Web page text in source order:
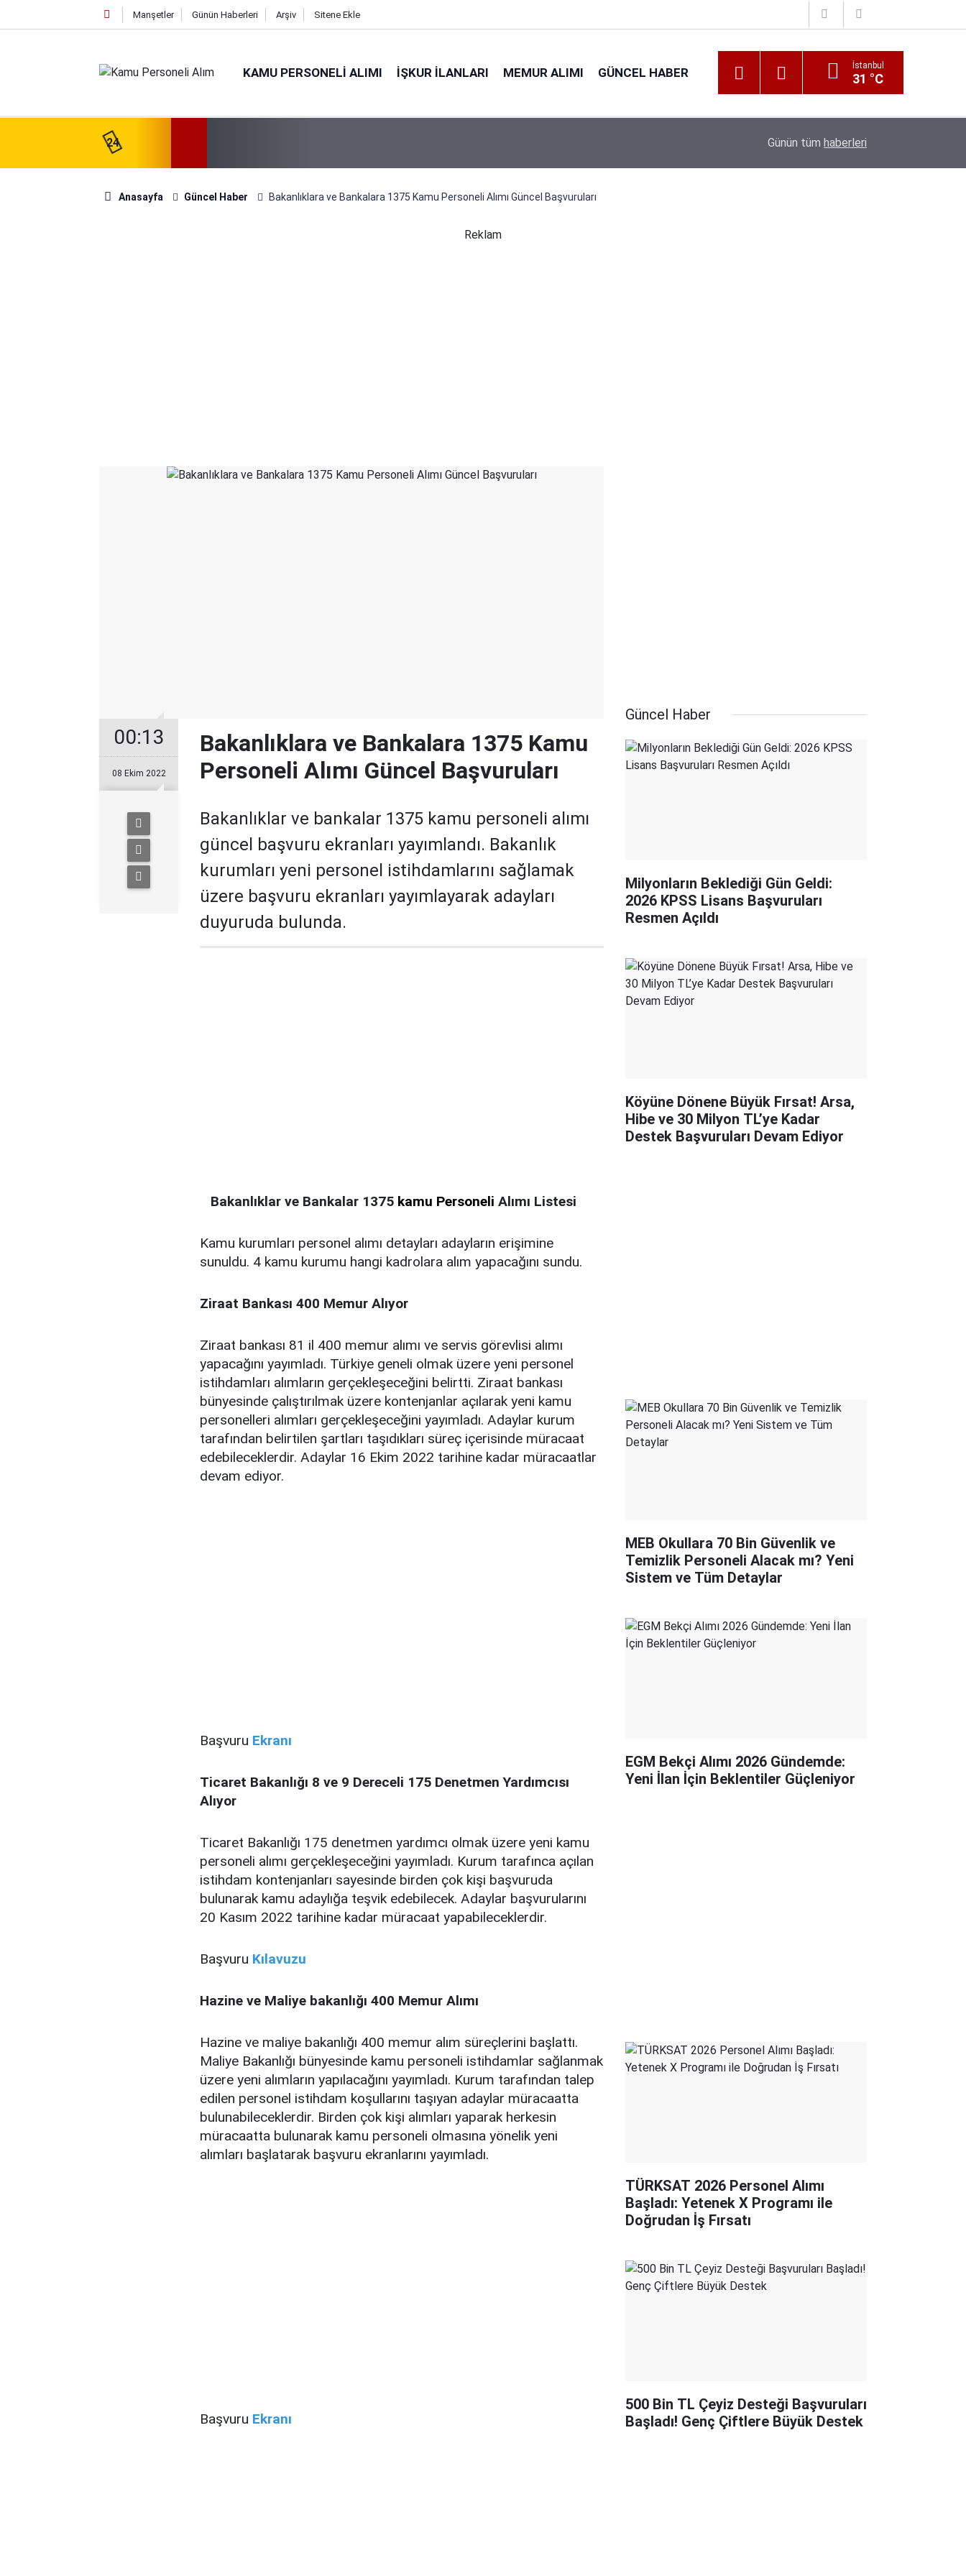
Manşetler Günün Haberleri Arşiv Sitene Ekle
KAMU PERSONELI ALIMI İŞKUR İLANLARI MEMUR ALIMI GÜNCEL HABER İstanbul
31 °C
24 Günün tüm haberleri
Anasayfa Güncel Haber Bakanlıklara ve Bankalara 1375 Kamu Personeli Alımı Güncel Başvuruları
Reklam
00:13
08 Ekim 2022
Bakanlıklara ve Bankalara 1375 Kamu
Personeli Alımı Güncel Başvuruları
Bakanlıklar ve bankalar 1375 kamu personeli alımı
güncel başvuru ekranları yayımlandı. Bakanlık
kurumları yeni personel istihdamlarını sağlamak
üzere başvuru ekranları yayımlayarak adayları
duyuruda bulunda.
Bakanlıklar ve Bankalar 1375 kamu Personeli Alımı Listesi
Kamu kurumları personel alımı detayları adayların erişimine
sunuldu. 4 kamu kurumu hangi kadrolara alım yapacağını sundu.
Ziraat Bankası 400 Memur Alıyor
Ziraat bankası 81 il 400 memur alımı ve servis görevlisi alımı
yapacağını yayımladı. Türkiye geneli olmak üzere yeni personel
istihdamları alımların gerçekleşeceğini belirtti. Ziraat bankası
bünyesinde çalıştırılmak üzere kontenjanlar açılarak yeni kamu
personelleri alımları gerçekleşeceğini yayımladı. Adaylar kurum
tarafından belirtilen şartları taşıdıkları süreç içerisinde müracaat
edebileceklerdir. Adaylar 16 Ekim 2022 tarihine kadar müracaatlar
devam ediyor.
Başvuru Ekranı
Ticaret Bakanlığı 8 ve 9 Dereceli 175 Denetmen Yardımcısı
Alıyor
Ticaret Bakanlığı 175 denetmen yardımcı olmak üzere yeni kamu
personeli alımı gerçekleşeceğini yayımladı. Kurum tarafınca açılan
istihdam kontenjanları sayesinde birden çok kişi başvuruda
bulunarak kamu adaylığa teşvik edebilecek. Adaylar başvurularını
20 Kasım 2022 tarihine kadar müracaat yapabileceklerdir.
Başvuru Kılavuzu
Hazine ve Maliye bakanlığı 400 Memur Alımı
Hazine ve maliye bakanlığı 400 memur alım süreçlerini başlattı.
Maliye Bakanlığı bünyesinde kamu personeli istihdamlar sağlanmak
üzere yeni alımların yapılacağını yayımladı. Kurum tarafından talep
edilen personel istihdam koşullarını taşıyan adaylar müracaatta
bulunabileceklerdir. Birden çok kişi alımları yaparak herkesin
müracaatta bulunarak kamu personeli olmasına yönelik yeni
alımları başlatarak başvuru ekranlarını yayımladı.
Başvuru Ekranı
Güncel Haber
Milyonların Beklediği Gün Geldi:
2026 KPSS Lisans Başvuruları
Resmen Açıldı
Köyüne Dönene Büyük Fırsat! Arsa,
Hibe ve 30 Milyon TL’ye Kadar
Destek Başvuruları Devam Ediyor
MEB Okullara 70 Bin Güvenlik ve
Temizlik Personeli Alacak mı? Yeni
Sistem ve Tüm Detaylar
EGM Bekçi Alımı 2026 Gündemde:
Yeni İlan İçin Beklentiler Güçleniyor
TÜRKSAT 2026 Personel Alımı
Başladı: Yetenek X Programı ile
Doğrudan İş Fırsatı
500 Bin TL Çeyiz Desteği Başvuruları
Başladı! Genç Çiftlere Büyük Destek